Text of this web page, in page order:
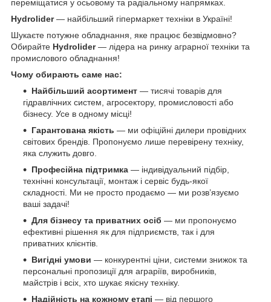
переміщатися у осьовому та радіальному напрямках.
Hydrolider— найбільший гіпермаркет техніки в Україні!
Шукаєте потужне обладнання, яке працює безвідмовно?
Обирайте Hydrolider— лідера на ринку аграрної техніки та
промислового обладнання!
Чому обирають саме нас:
Найбільший асортимент — тисячі товарів для
гідравлічних систем, агросектору, промисловості або
бізнесу. Усе в одному місці!
Гарантована якість — ми офіційні дилери провідних
світових брендів. Пропонуємо лише перевірену техніку,
яка служить довго.
Професійна підтримка — індивідуальний підбір,
технічні консультації, монтаж і сервіс будь-якої
складності. Ми не просто продаємо — ми розв’язуємо
ваші задачі!
Для бізнесу та приватних осіб — ми пропонуємо
ефективні рішення як для підприємств, так і для
приватних клієнтів.
Вигідні умови — конкурентні ціни, системи знижок та
персональні пропозиції для аграріїв, виробників,
майстрів і всіх, хто шукає якісну техніку.
Надійність на кожному етапі — від першого